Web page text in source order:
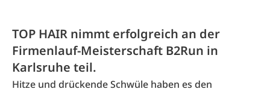
TOP HAIR nimmt erfolgreich an der
Firmenlauf-Meisterschaft B2Run in
Karlsruhe teil.
Hitze und drückende Schwüle haben es den